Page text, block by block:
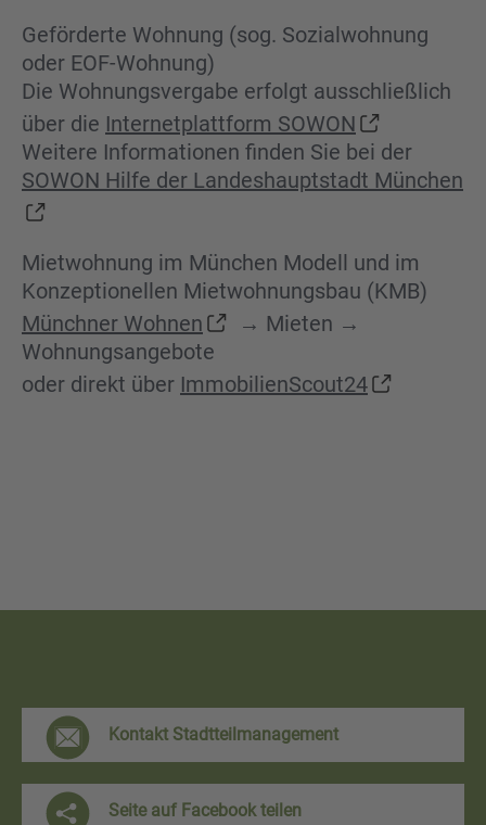
Geförderte Wohnung (sog. Sozialwohnung
oder EOF-Wohnung)
Die Wohnungsvergabe erfolgt ausschließlich
über die Internetplattform SOWON
Weitere Informationen finden Sie bei der
SOWON Hilfe der Landeshauptstadt München
Mietwohnung im München Modell und im
Konzeptionellen Mietwohnungsbau (KMB)
Münchner Wohnen
→ Mieten →
Wohnungsangebote
oder direkt über ImmobilienScout24
F
r
e
Kontakt Stadtteilmanagement
Seite auf Facebook teilen